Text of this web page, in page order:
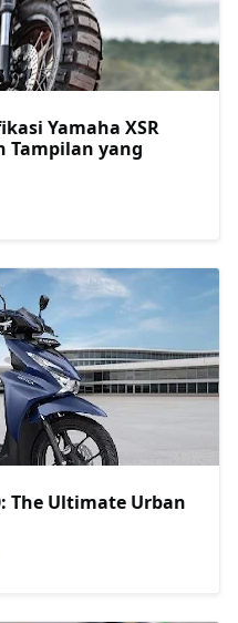
Yamaha XSR
Tampilan yang
The Ultimate Urban